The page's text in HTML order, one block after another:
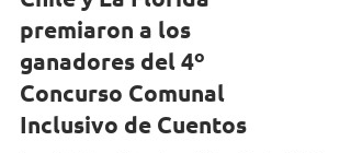
Olimpiadas Especiales
Chile y La Florida
premiaron a los